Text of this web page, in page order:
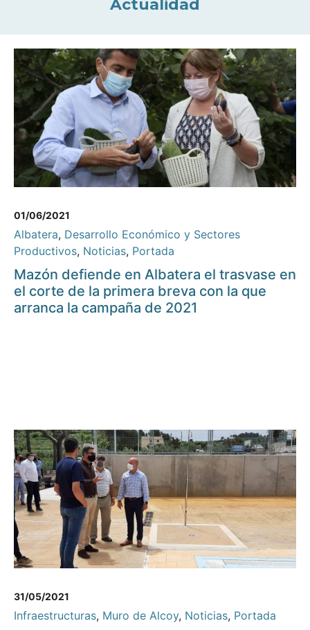
Actualidad
01/06/2021
Albatera, Desarrollo Económico y Sectores
Productivos, Noticias, Portada
Mazón defiende en Albatera el trasvase en
el corte de la primera breva con la que
arranca la campaña de 2021
31/05/2021
Infraestructuras, Muro de Alcoy, Noticias, Portada